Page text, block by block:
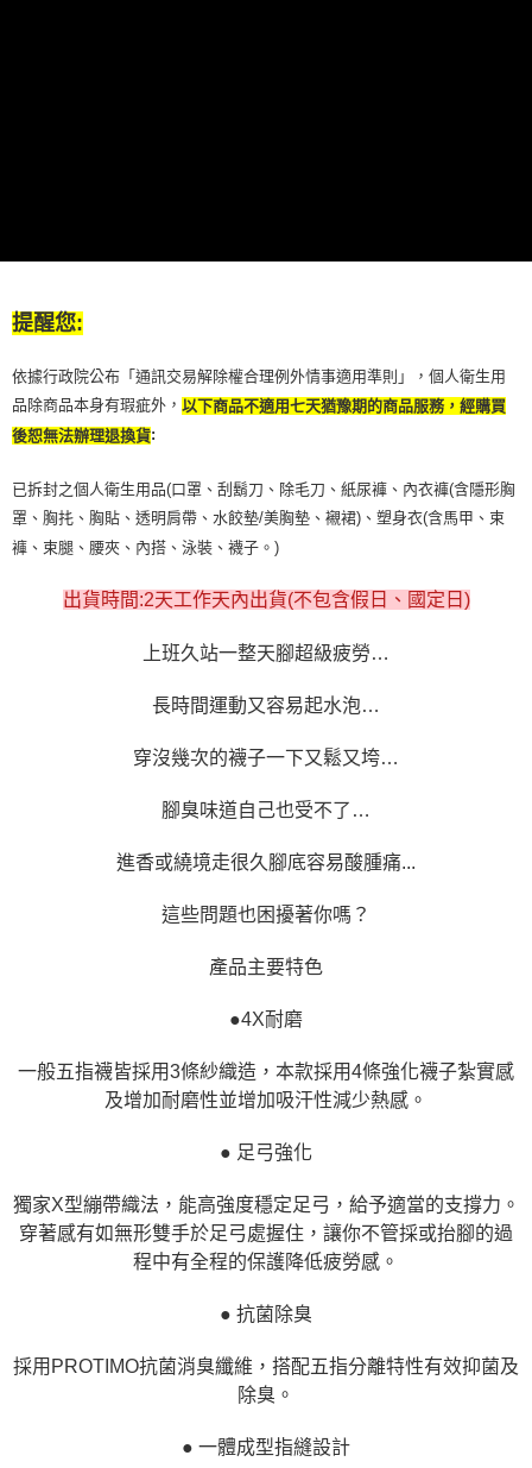
提醒您:
依據行政院公布「通訊交易解除權合理例外情事適用準則」，個人衛生用
品除商品本身有瑕疵外， 以下商品不適用七天猶豫期的商品服務，經購買
後恕無法辦理退換貨:
已拆封之個人衛生用品(口罩、刮鬍刀、除毛刀、紙尿褲、內衣褲(含隱形胸
罩、胸扥、胸貼、透明肩帶、水餃墊/美胸墊、襯裙)、塑身衣(含馬甲、束
褲、束腿、腰夾、內搭、泳裝、襪子。)
出貨時間:2天工作天內出貨(不包含假日、國定日)
上班久站一整天腳超級疲勞…
長時間運動又容易起水泡…
穿沒幾次的襪子一下又鬆又垮…
腳臭味道自己也受不了…
進香或繞境走很久腳底容易酸腫痛...
這些問題也困擾著你嗎？
產品主要特色
●4X耐磨
一般五指襪皆採用3條紗織造，本款採用4條強化襪子紮實感
及增加耐磨性並增加吸汗性減少熱感。
● 足弓強化
獨家X型繃帶織法，能高強度穩定足弓，給予適當的支撐力。
穿著感有如無形雙手於足弓處握住，讓你不管採或抬腳的過
程中有全程的保護降低疲勞感。
● 抗菌除臭
採用PROTIMO抗菌消臭纖維，搭配五指分離特性有效抑菌及
除臭。
● 一體成型指縫設計